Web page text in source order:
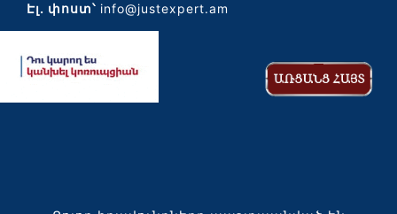
Էլ․ փոստ՝ info@justexpert.am